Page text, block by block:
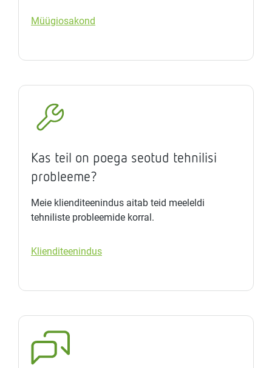
Müügiosakond
Kas teil on poega seotud tehnilisi
probleeme?
Meie klienditeenindus aitab teid meeleldi
tehniliste probleemide korral.
Klienditeenindus